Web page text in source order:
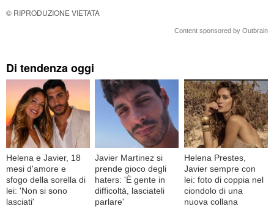
© RIPRODUZIONE VIETATA
Content sponsored by Outbrain
Di tendenza oggi
Helena e Javier, 18
mesi d'amore e
sfogo della sorella di
lei: 'Non si sono
lasciati'
Javier Martinez si
prende gioco degli
haters: 'È gente in
difficoltà, lasciateli
parlare'
Helena Prestes,
Javier sempre con
lei: foto di coppia nel
ciondolo di una
nuova collana